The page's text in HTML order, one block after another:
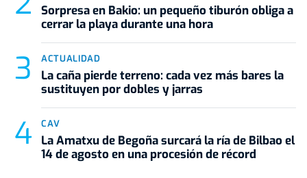
Sorpresa en Bakio: un pequeño tiburón obliga a
cerrar la playa durante una hora
ACTUALIDAD
La caña pierde terreno: cada vez más bares la
sustituyen por dobles y jarras
CAV
La Amatxu de Begoña surcará la ría de Bilbao el
14 de agosto en una procesión de récord